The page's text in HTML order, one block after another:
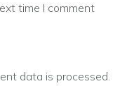
time I comment
data is processed.